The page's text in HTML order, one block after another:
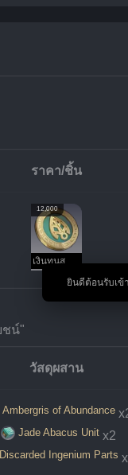
🎉 ยินดีต้อนรับเ
ราคา/ชิ้น
12,000
เงินทุนสมาคมการค้า
ชน์"
วัสดุผสาน
Ambergris of Abundance
Jade Abacus Unit x2
Discarded Ingenium Parts